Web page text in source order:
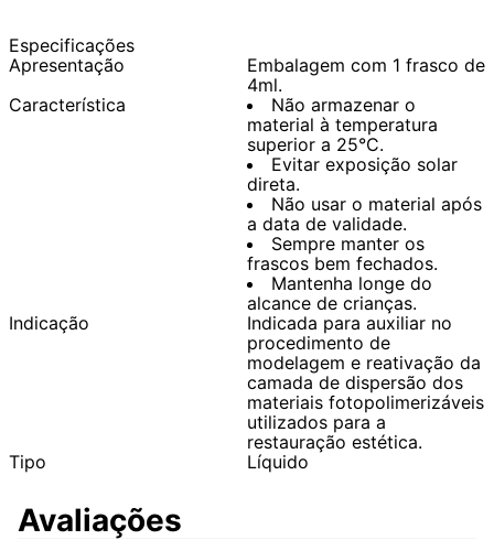
Especificações
Apresentação
Embalagem com 1 frasco de
4ml.
Característica
Não armazenar o
material à temperatura
superior a 25°C.
Evitar exposição solar
direta.
Não usar o material após
a data de validade.
Sempre manter os
frascos bem fechados.
Mantenha longe do
alcance de crianças.
Indicação
Indicada para auxiliar no
procedimento de
modelagem e reativação da
camada de dispersão dos
materiais fotopolimerizáveis
utilizados para a
restauração estética.
Tipo
Líquido
Avaliações